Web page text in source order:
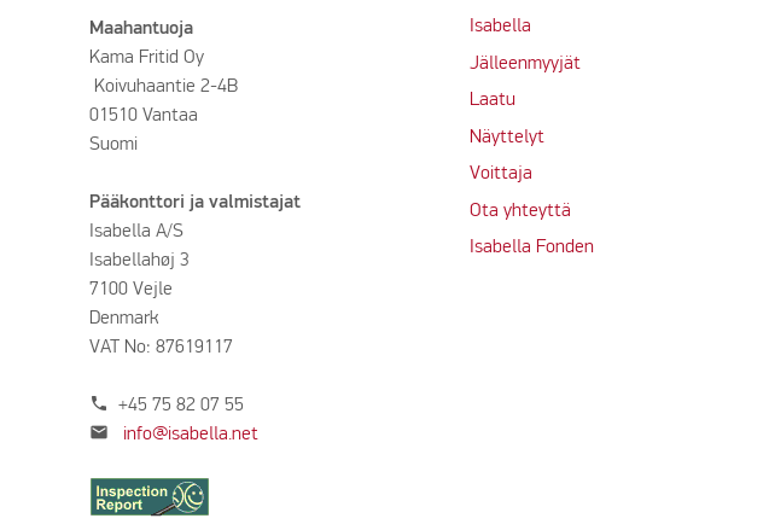
Maahantuoja
Kama Fritid Oy
Koivuhaantie 2-4B
01510 Vantaa
Suomi
Pääkonttori ja valmistajat
Isabella A/S
Isabellahøj 3
7100 Vejle
Denmark
VAT No: 87619117
phone +45 75 82 07 55
mail info@isabella.net
Isabella
Jälleenmyyjät
Laatu
Näyttelyt
Voittaja
Ota yhteyttä
Isabella Fonden